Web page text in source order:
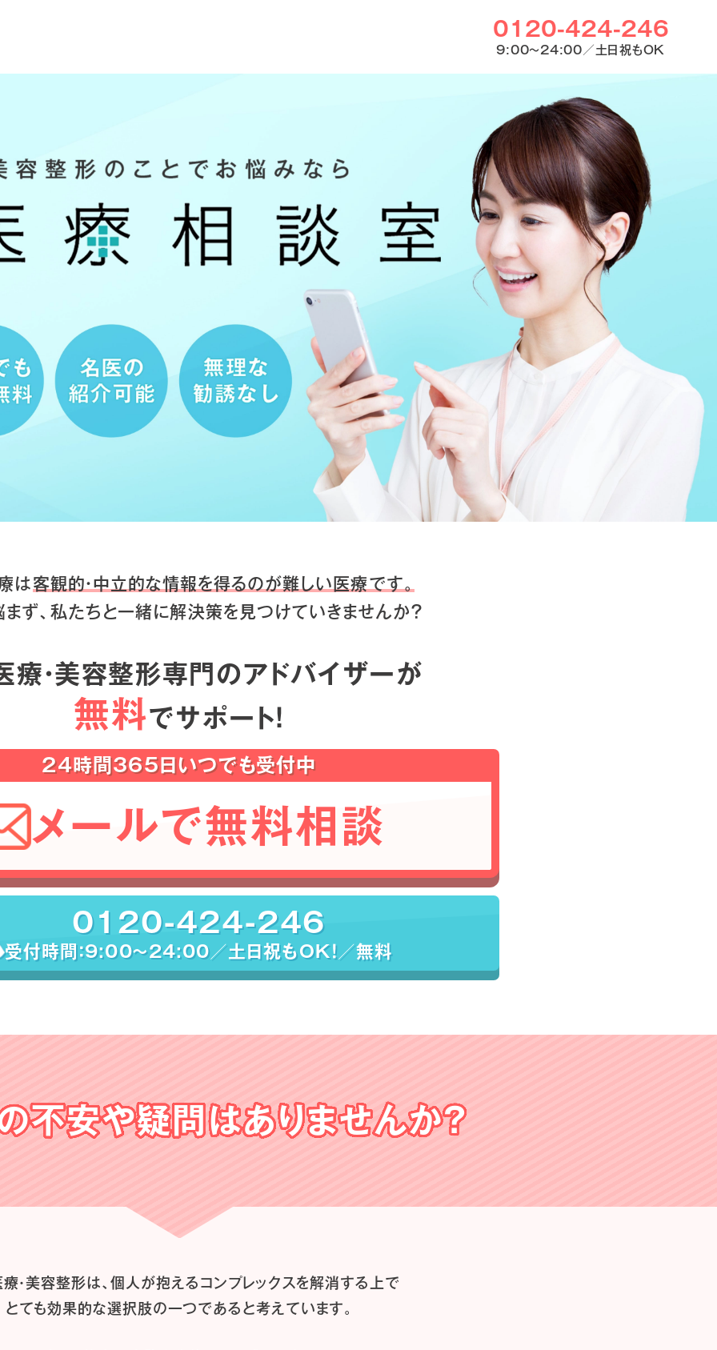
0120-424-246
9:00〜24:00／土日祝もOK
は客観的・中立的な情報を得るのが難しい医療です。
ず、私たちと一緒に解決策を見つけていきませんか？
療・美容整形専門のアドバイザーが
無料でサポート！
24時間365日いつでも受付中
メールで無料相談
0120-424-246
受付時間：9:00〜24:00／土日祝もOK！／無料
不安や疑問はありませんか？
・美容整形は、個人が抱えるコンプレックスを解消する上で
とても効果的な選択肢の一つであると考えています。